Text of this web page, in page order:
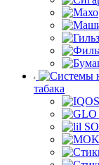
табака